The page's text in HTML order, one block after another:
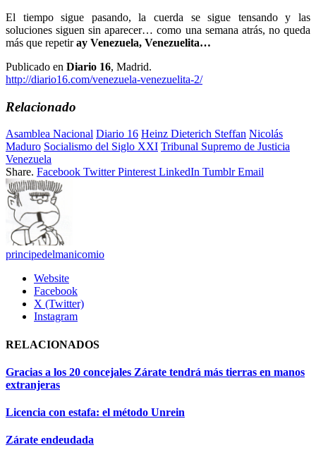
El tiempo sigue pasando, la cuerda se sigue tensando y las
soluciones siguen sin aparecer… como una semana atrás, no queda
más que repetiray Venezuela, Venezuelita…
Publicado en Diario 16, Madrid.
http://diario16.com/venezuela-venezuelita-2/
Relacionado
Asamblea Nacional Diario 16 Heinz Dieterich Steffan Nicolás
Maduro Socialismo del Siglo XXI Tribunal Supremo de Justicia
Venezuela
Share. Facebook Twitter Pinterest LinkedIn Tumblr Email
principedelmanicomio
Website
Facebook
X (Twitter)
Instagram
RELACIONADOS
Gracias a los 20 concejales Zárate tendrá más tierras en manos
extranjeras
Licencia con estafa: el método Unrein
Zárate endeudada